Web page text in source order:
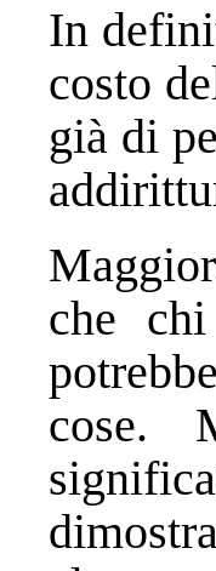
In
costo
già di
che
cose.